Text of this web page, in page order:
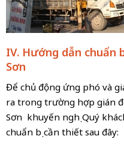
IV. Hướng dẫn chuẩn
Sơn
Để chủ động ứng phó và
ra trong trường hợp gián
Sơn khuyến nghị Quý
chuẩn bị cần thiết sau đây: